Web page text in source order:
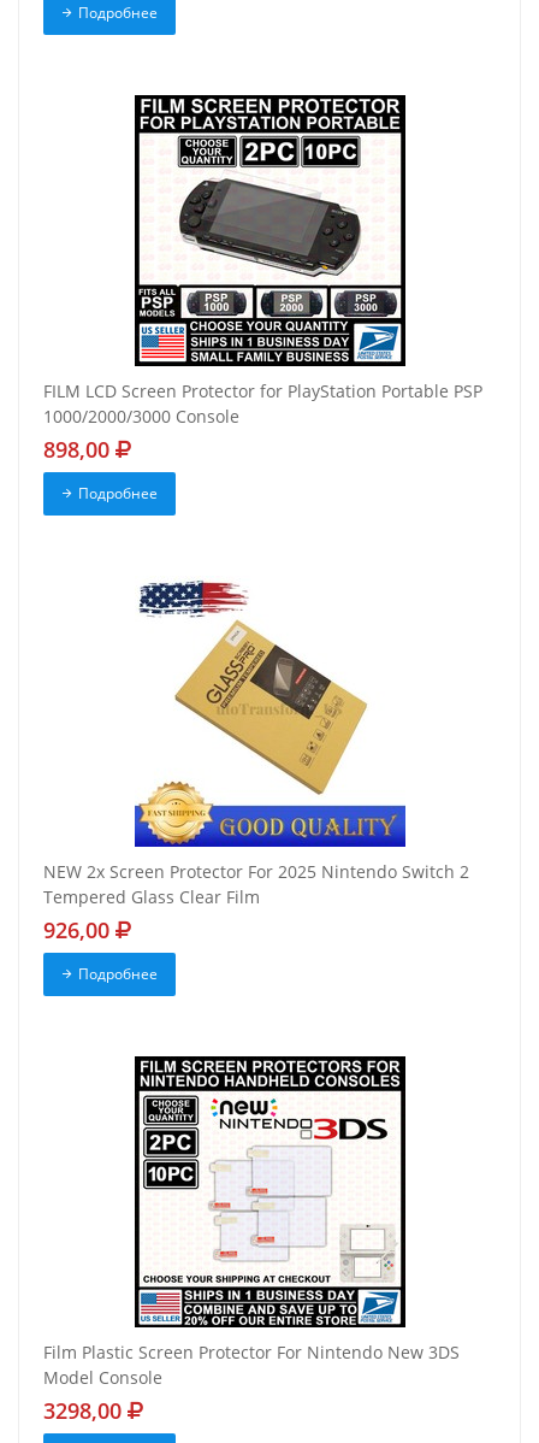
Подробнее
FILM LCD Screen Protector for PlayStation Portable PSP
1000/2000/3000 Console
898,00
Подробнее
NEW 2x Screen Protector For 2025 Nintendo Switch 2
Tempered Glass Clear Film
926,00
Подробнее
Film Plastic Screen Protector For Nintendo New 3DS
Model Console
3298,00